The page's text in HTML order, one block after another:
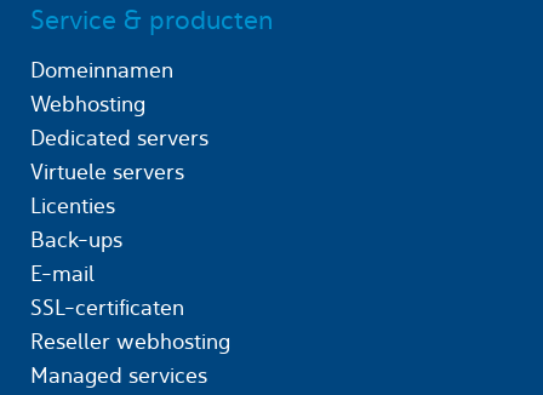
Service & producten
Domeinnamen
Webhosting
Dedicated servers
Virtuele servers
Licenties
Back-ups
E-mail
SSL-certificaten
Reseller webhosting
Managed services